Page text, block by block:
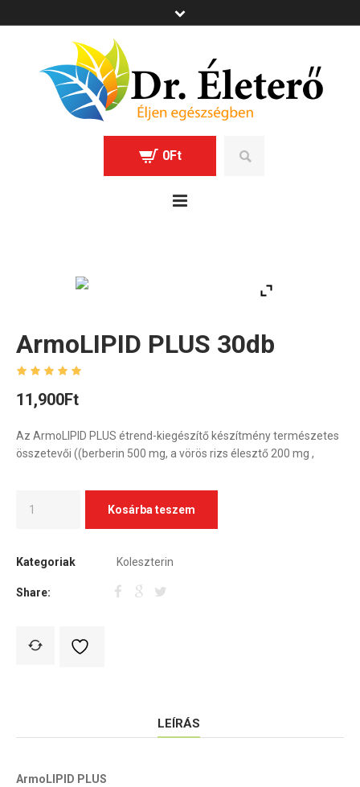
0Ft
ArmoLIPID PLUS 30db
11,900Ft
Az ArmoLIPID PLUS étrend-kiegészítő készítmény természetes
összetevői ((berberin 500 mg, a vörös rizs élesztő 200 mg ,
Kosárba teszem
Kategoriak Koleszterin
Share:
LEÍRÁS
ArmoLIPID PLUS